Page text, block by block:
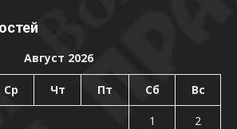
Август 2026
Ср Чт Пт Сб Вс
1
2